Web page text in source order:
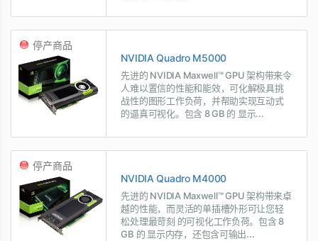
停产商品
NVIDIA Quadro M5000
先进的 NVIDIA Maxwell™ GPU 架构带来令
人难以置信的性能和能效，可化解极具挑
战性的图形工作负荷，并帮助实现互动式
的逼真可视化。包含 8 GB 的 显示...
停产商品
NVIDIA Quadro M4000
先进的 NVIDIA Maxwell™ GPU 架构带来卓
越的性能，而灵活的单插槽外形可让您轻
松处理最苛刻 的可视化工作负荷。包含 8
GB 的 显示内存，还包含可输出...